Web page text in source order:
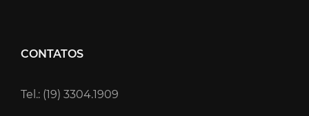
CONTATOS
Tel.: (19) 3304.1909